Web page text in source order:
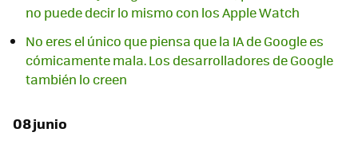
no puede decir lo mismo con los Apple Watch
No eres el único que piensa que la IA de Google es
cómicamente mala. Los desarrolladores de Google
también lo creen
08 junio